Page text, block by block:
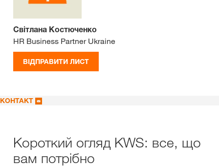
Світлана Костюченко
HR Business Partner Ukraine
ВІДПРАВИТИ ЛИСТ
КОНТАКТ
Короткий огляд KWS: все, що
вам потрібно